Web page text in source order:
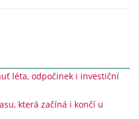
léta, odpočinek i investiční
která začíná i končí u